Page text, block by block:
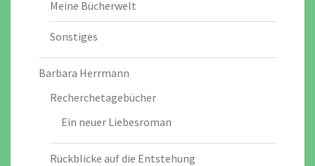
Meine Bücherwelt
Sonstiges
Barbara Herrmann
Recherchetagebücher
Ein neuer Liebesroman
Rückblicke auf die Entstehung